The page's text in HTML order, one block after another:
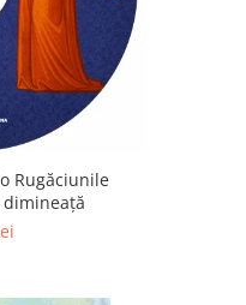
Rugăciunile